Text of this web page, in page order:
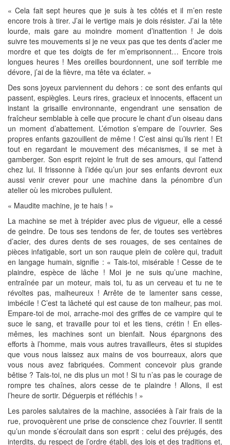
« Cela fait sept heures que je suis à tes côtés et il m’en reste
encore trois à tirer. J’ai le vertige mais je dois résister. J’ai la tête
lourde, mais gare au moindre moment d’inattention ! Je dois
suivre tes mouvements si je ne veux pas que tes dents d’acier me
mordre et que tes doigts de fer m’emprisonnent… Encore trois
longues heures ! Mes oreilles bourdonnent, une soif terrible me
dévore, j’ai de la fièvre, ma tête va éclater. »
Des sons joyeux parviennent du dehors : ce sont des enfants qui
passent, espiègles. Leurs rires, gracieux et innocents, effacent un
instant la grisaille environnante, engendrant une sensation de
fraîcheur semblable à celle que procure le chant d’un oiseau dans
un moment d’abattement. L’émotion s’empare de l’ouvrier. Ses
propres enfants gazouillent de même ! C’est ainsi qu’ils rient ! Et
tout en regardant le mouvement des mécanismes, il se met à
gamberger. Son esprit rejoint le fruit de ses amours, qui l’attend
chez lui. Il frissonne à l’idée qu’un jour ses enfants devront eux
aussi venir crever pour une machine dans la pénombre d’un
atelier où les microbes pullulent.
« Maudite machine, je te hais ! »
La machine se met à trépider avec plus de vigueur, elle a cessé
de geindre. De tous ses tendons de fer, de toutes ses vertèbres
d’acier, des dures dents de ses rouages, de ses centaines de
pièces infatigable, sort un son rauque plein de colère qui, traduit
en langage humain, signifie : « Tais-toi, misérable ! Cesse de te
plaindre, espèce de lâche ! Moi je ne suis qu’une machine,
entraînée par un moteur, mais toi, tu as un cerveau et tu ne te
révoltes pas, malheureux ! Arrête de te lamenter sans cesse,
imbécile ! C’est ta lâcheté qui est cause de ton malheur, pas moi.
Empare-toi de moi, arrache-moi des griffes de ce vampire qui te
suce le sang, et travaille pour toi et les tiens, crétin ! En elles-
mêmes, les machines sont un bienfait. Nous épargnons des
efforts à l’homme, mais vous autres travailleurs, êtes si stupides
que vous nous laissez aux mains de vos bourreaux, alors que
vous nous avez fabriquées. Comment concevoir plus grande
bêtise ? Tais-toi, ne dis plus un mot ! Si tu n’as pas le courage de
rompre tes chaînes, alors cesse de te plaindre ! Allons, il est
l’heure de sortir. Déguerpis et réfléchis ! »
Les paroles salutaires de la machine, associées à l’air frais de la
rue, provoquèrent une prise de conscience chez l’ouvrier. Il sentit
qu’un monde s’écroulait dans son esprit : celui des préjugés, des
interdits, du respect de l’ordre établi, des lois et des traditions et,